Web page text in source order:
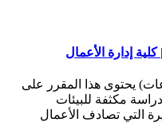
إدارة الأعمال الدولية (3 ساعات) يحتوى هذا المقرر على
مكثفة للبيئات
التي تصادف الأعمال